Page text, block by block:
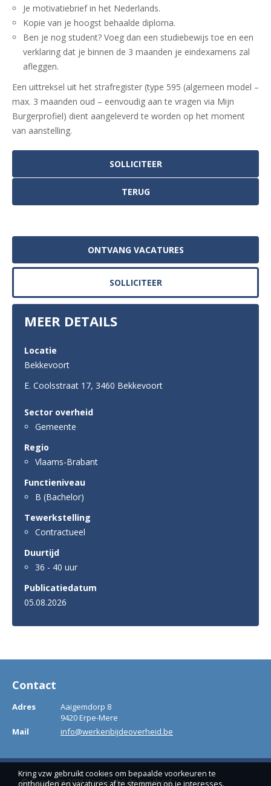
Je motivatiebrief in het Nederlands.
Kopie van je hoogst behaalde diploma.
Ben je nog student? Voeg dan een studiebewijs toe en een
verklaring dat je binnen de 3 maanden je eindexamens zal
afleggen.
Een uittreksel uit het strafregister (type 595 (algemeen model –
max. 3 maanden oud – eenvoudig aan te vragen via Mijn
Burgerprofiel) dient aangeleverd te worden op het moment
van aanstelling.
ONTVANG VACATURES
MEER DETAILS
Locatie
Bekkevoort
E. Coolsstraat 17, 3460 Bekkevoort
Sector overheid
Gemeente
Regio
Vlaams-Brabant
Functieniveau
B (Bachelor)
Tewerkstelling
Contractueel
Duurtijd
36 - 40 uur
Publicatiedatum
05.08.2026
Contact
Adres
Aaigemdorp 8
9420 Erpe-Mere
Mail
info@werkenbijdeoverheid.be
© Copyright 2026 Werken bij de overheid
Kring vzw gebruikt cookies om bepaalde voorkeuren te
onthouden en vacatures af te stemmen op je interesses.